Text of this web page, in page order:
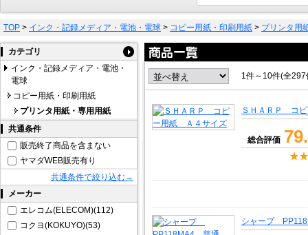
TOP > インク・記録メディア・電池・電球 > コピー用紙・印刷用紙 > プリンタ用
カテゴリ
インク・記録メディア・電池・
電球
コピー用紙・印刷用紙
プリンタ用紙・専用用紙
共通条件
販売終了商品を含まない
ヤマダWEB販売有り
共通条件で絞り込む→
メーカー
エレコム(ELECOM)(112)
コクヨ(KOKUYO)(53)
1件～10件(全
ＳＨＡＲＰ コ
総合評価
シャープ